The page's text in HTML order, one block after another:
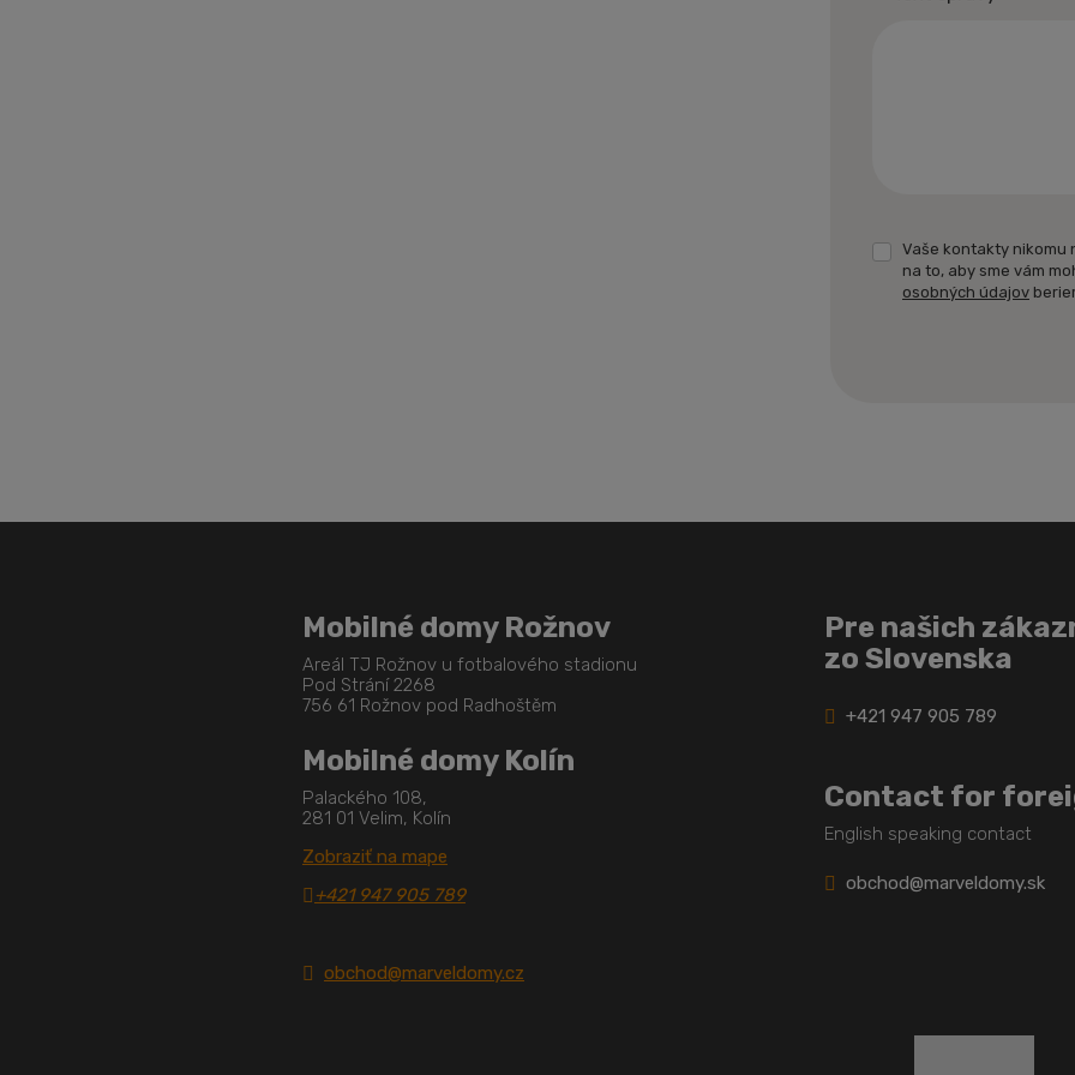
Vaše kontakty nikomu
na to, aby sme vám
osobných údajov
Mobilné domy Rožnov
Areál TJ Rožnov u fotbalového stadionu
Pod Strání 2268
756 61 Rožnov pod Radhoštěm
Mobilné domy Kolín
Palackého 108,
281 01 Velim, Kolín
Zobraziť na mape
+421 947 905 789
obchod@marveldomy.cz
Pre našich
zo Slovenska
+421 947 905 789
Contact for
English speaking contact
obchod@marveldomy.sk